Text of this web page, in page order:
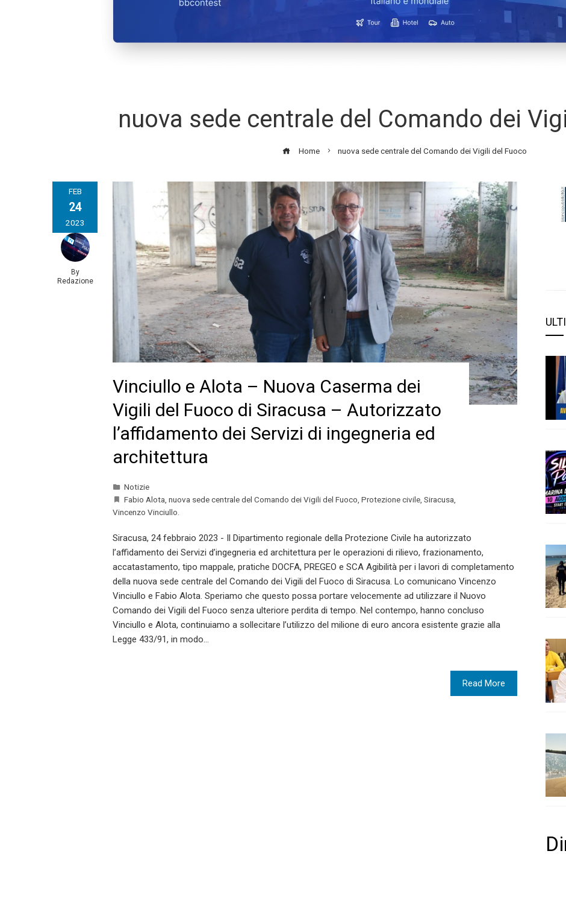
nuova sede centrale del Comando dei
Home nuova sede centrale del Comando dei Vigili del Fuoco
FEB
24
2023
By
Redazione
Vinciullo e Alota – Nuova Caserma dei
Vigili del Fuoco di Siracusa – Autorizzato
l’affidamento dei Servizi di ingegneria ed
architettura
Notizie
Fabio Alota nuova sede centrale del Comando dei Vigili del Fuoco Protezione civile Siracusa
Vincenzo Vinciullo.
Siracusa, 24 febbraio 2023 - Il Dipartimento regionale della Protezione Civile ha autorizzato
l’affidamento dei Servizi d’ingegneria ed architettura per le operazioni di rilievo, frazionamento,
accatastamento, tipo mappale, pratiche DOCFA, PREGEO e SCA Agibilità per i lavori di completamento
della nuova sede centrale del Comando dei Vigili del Fuoco di Siracusa. Lo comunicano Vincenzo
Vinciullo e Fabio Alota. Speriamo che questo possa portare velocemente ad utilizzare il Nuovo
Comando dei Vigili del Fuoco senza ulteriore perdita di tempo. Nel contempo, hanno concluso
Vinciullo e Alota, continuiamo a sollecitare l’utilizzo del milione di euro ancora esistente grazie alla
Legge 433/91, in modo…
Read More